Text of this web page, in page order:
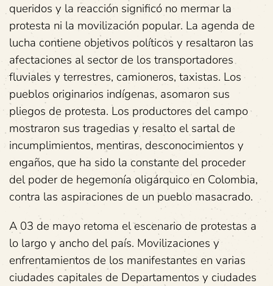
queridos y la reacción significó no mermar la
protesta ni la movilización popular. La agenda de
lucha contiene objetivos políticos y resaltaron las
afectaciones al sector de los transportadores
fluviales y terrestres, camioneros, taxistas. Los
pueblos originarios indígenas, asomaron sus
pliegos de protesta. Los productores del campo
mostraron sus tragedias y resalto el sartal de
incumplimientos, mentiras, desconocimientos y
engaños, que ha sido la constante del proceder
del poder de hegemonía oligárquico en Colombia,
contra las aspiraciones de un pueblo masacrado.
A 03 de mayo retoma el escenario de protestas a
lo largo y ancho del país. Movilizaciones y
enfrentamientos de los manifestantes en varias
ciudades capitales de Departamentos y ciudades